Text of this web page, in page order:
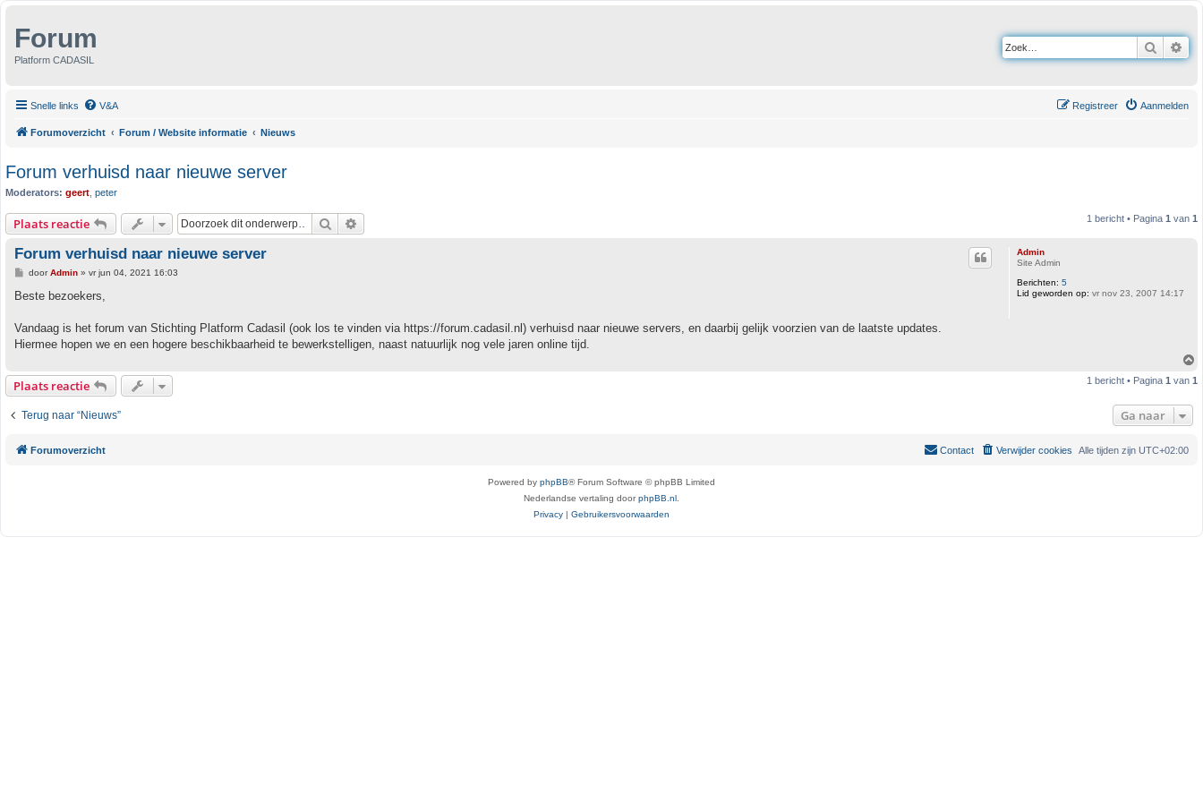
Forum
Platform CADASIL
Zoek
Snelle links V&A Aanmelden
Registreer
Forumoverzicht Forum / Website informatie Nieuws
Forum verhuisd naar nieuwe server
Moderators: geert peter
Plaats reactie Zoek 1 bericht • Pagina 1 van 1
Admin
Site Admin
Berichten: 5
Lid geworden op: vr nov 23, 2007 14:17
Forum verhuisd naar nieuwe server
B
r
h
doorAdmin» vr jun 04, 2021 16:03
Beste bezoekers,
Vandaag is het forum van Stichting Platform Cadasil (ook los te vinden via https://forum.cadasil.nl) verhuisd naar nieuwe servers, en daarbij gelijk voorzien van de laatste updates.
Hiermee hopen we en een hogere beschikbaarheid te bewerkstelligen, naast natuurlijk nog vele jaren online tijd.
h
Plaats reactie 1 bericht • Pagina 1 van 1
Terug naar “Nieuws” Ga naar
Forumoverzicht Alle tijden zijn UTC+02:00
Verwijder cookies
Contact
Powered by phpBB® Forum Software © phpBB Limited
Nederlandse vertaling doorphpBB.nl
Privacy | Gebruikersvoorwaarden